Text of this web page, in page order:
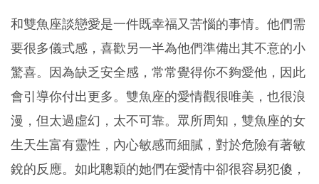
和雙魚座談戀愛是一件既幸福又苦惱的事情。他們需
要很多儀式感，喜歡另一半為他們準備出其不意的小
驚喜。因為缺乏安全感，常常覺得你不夠愛他，因此
會引導你付出更多。雙魚座的愛情觀很唯美，也很浪
漫，但太過虛幻，太不可靠。眾所周知，雙魚座的女
生天生富有靈性，內心敏感而細膩，對於危險有著敏
銳的反應。如此聰穎的她們在愛情中卻很容易犯傻，